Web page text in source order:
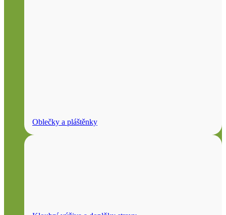
Oblečky a pláštěnky